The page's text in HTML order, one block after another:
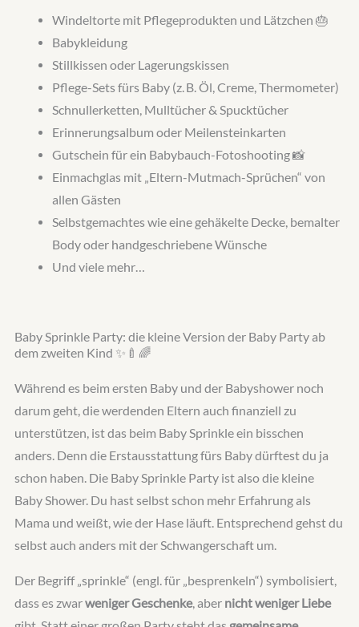
Windeltorte mit Pflegeprodukten und Lätzchen 🎂
Babykleidung
Stillkissen oder Lagerungskissen
Pflege-Sets fürs Baby (z. B. Öl, Creme, Thermometer)
Schnullerketten, Mulltücher & Spucktücher
Erinnerungsalbum oder Meilensteinkarten
Gutschein für ein Babybauch-Fotoshooting 📸
Einmachglas mit „Eltern-Mutmach-Sprüchen“ von
allen Gästen
Selbstgemachtes wie eine gehäkelte Decke, bemalter
Body oder handgeschriebene Wünsche
Und viele mehr…
Baby Sprinkle Party: die kleine Version der Baby Party ab
dem zweiten Kind ✨🍼🌈
Während es beim ersten Baby und der Babyshower noch
darum geht, die werdenden Eltern auch finanziell zu
unterstützen, ist das beim Baby Sprinkle ein bisschen
anders. Denn die Erstausstattung fürs Baby dürftest du ja
schon haben. Die Baby Sprinkle Party ist also die kleine
Baby Shower. Du hast selbst schon mehr Erfahrung als
Mama und weißt, wie der Hase läuft. Entsprechend gehst du
selbst auch anders mit der Schwangerschaft um.
Der Begriff „sprinkle“ (engl. für „besprenkeln“) symbolisiert,
dass es zwarweniger Geschenke, aber nicht weniger Liebe